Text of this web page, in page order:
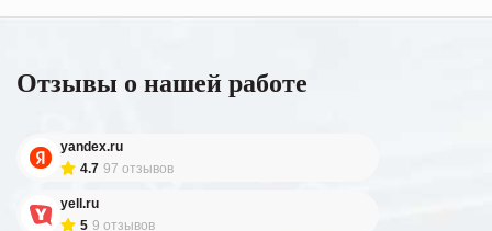
Отзывы о нашей работе
yandex.ru
4.7 97 отзывов
yell.ru
5 9 отзывов